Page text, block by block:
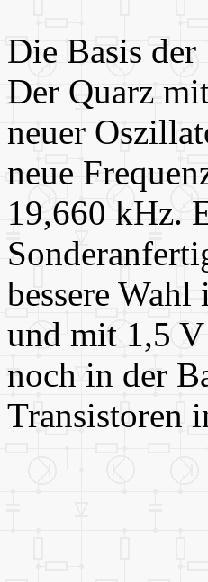
Die Basis
Der Quarz
neuer
neue
19,660 kHz.
bessere
und mit 1,5
noch in der
Transistoren